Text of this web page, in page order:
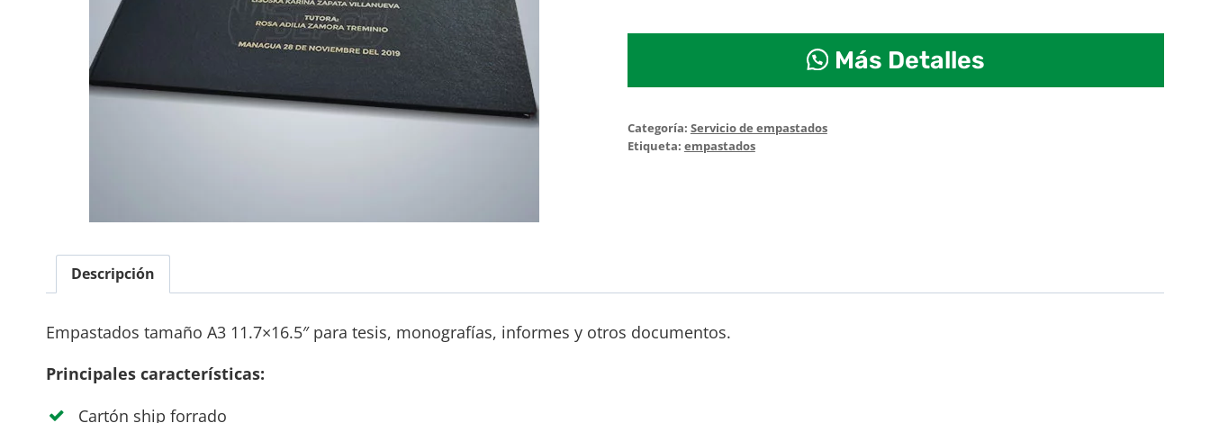
cantidad
Más Detalles
Categoría: Servicio de empastados
Etiqueta: empastados
Descripción
Empastados tamaño A3 11.7×16.5″ para tesis, monografías, informes y otros documentos.
Principales características:
Cartón ship forrado